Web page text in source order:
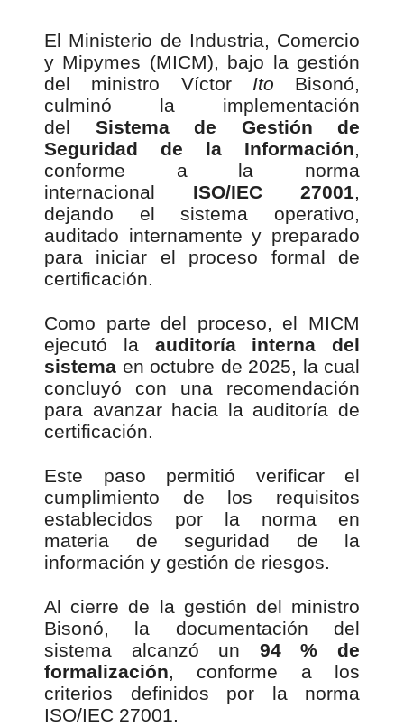
El Ministerio de Industria, Comercio
y Mipymes (MICM), bajo la gestión
del ministro Víctor Ito Bisonó,
culminó la implementación
del Sistema de Gestión de
Seguridad de la Información,
conforme a la norma
internacional ISO/IEC 27001,
dejando el sistema operativo,
auditado internamente y preparado
para iniciar el proceso formal de
certificación.
Como parte del proceso, el MICM
ejecutó la auditoría interna del
sistema en octubre de 2025, la cual
concluyó con una recomendación
para avanzar hacia la auditoría de
certificación.
Este paso permitió verificar el
cumplimiento de los requisitos
establecidos por la norma en
materia de seguridad de la
información y gestión de riesgos.
Al cierre de la gestión del ministro
Bisonó, la documentación del
sistema alcanzó un 94 % de
formalización, conforme a los
criterios definidos por la norma
ISO/IEC 27001.